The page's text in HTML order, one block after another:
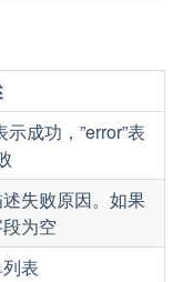
成功，”error”表
失败原因。如果
为空
表